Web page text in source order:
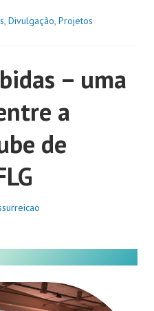
, Divulgação, Projetos
– uma
a
de